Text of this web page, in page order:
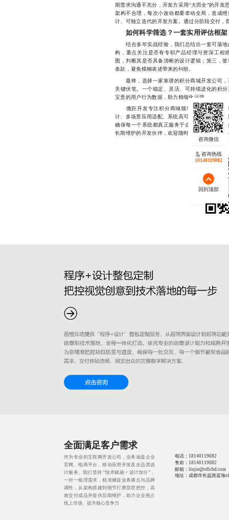
期需求沟通不充分，开发方采用“大而全”的开
架构不合理，每次小改动都要牵动全局，造成
计、可独立迭代的开发方案。通过分阶段交付，
如何科学筛选？一套实用评估框架
结合多年实战经验，我们总结出一套可落地
构，重点关注是否有专职产品经理与资深工程
图，判断其是否具备清晰的设计逻辑；第三，
条款，避免模糊表述带来的纠纷。
最终，选择一家靠谱的积分商城开发公司，
关键伏笔。一个稳定、灵活、可持续进化的积
宝贵的用户行为数据，助力精细化运营。
微距开发专注积分商城领域多年，已为多
计、多场景应用适配、系统高可用架构等方面积
确保每一个系统都真正服务于企业的增长目标
长期维护的开发伙伴，欢迎随时联系，
咨询热线
18140119082
回到顶部
全面满足客户需求
作为专业的互联网开发公司，业务涵盖企业
官网、电商平台、移动应用开发及全品类设
计服务。我们坚持 “技术赋能 + 设计加分”，
一对一梳理需求，精准捕捉业务痛点与品牌
调性，从架构搭建到细节打磨层层把控，高
效交付成品并提供后期维护，助力企业抢占
线上市场、提升核心竞争力
电话： 18140119082
售前： 18140119082
邮箱：liujie@cdlchd.com
地址：成都市长益路蓝海